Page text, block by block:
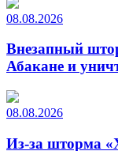
08.08.2026
Внезапный
Абакане и
08.08.2026
Из-за шторма